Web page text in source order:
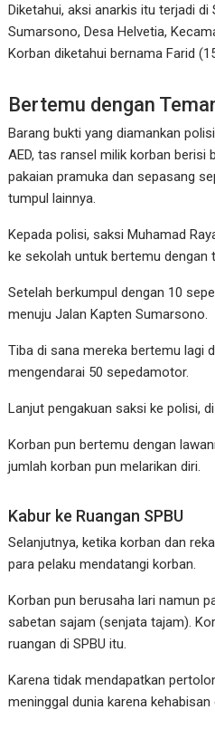
Diketahui, aksi anarkis itu terjadi di
Sumarsono, Desa Helvetia,
Korban diketahui bernama Farid
Bertemu dengan
Barang bukti yang diamankan
AED, tas ransel milik korban berisi
pakaian pramuka dan sepasang
tumpul lainnya.
Kepada polisi, saksi Muhamad
ke sekolah untuk bertemu dengan
Setelah berkumpul dengan 10
menuju Jalan Kapten Sumarsono.
Tiba di sana mereka bertemu lagi
mengendarai 50 sepedamotor.
Lanjut pengakuan saksi ke polisi,
Korban pun bertemu dengan
jumlah korban pun melarikan diri.
Kabur ke Ruangan SPBU
Selanjutnya, ketika korban dan
para pelaku mendatangi korban.
Korban pun berusaha lari namun
sabetan sajam (senjata tajam).
ruangan di SPBU itu.
Karena tidak mendapatkan
meninggal dunia karena kehabisan